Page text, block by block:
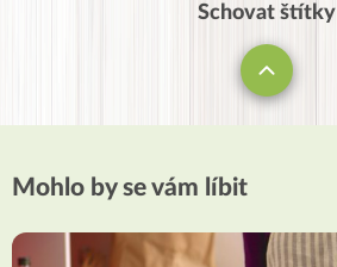
Schovat štítky
Mohlo by se vám líbit